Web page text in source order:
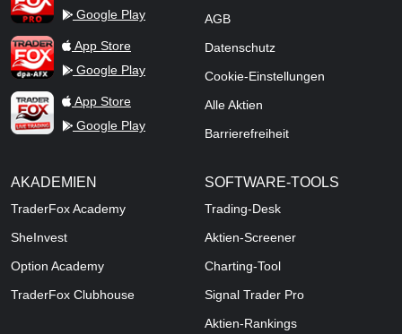
Google Play
TraderFox dpa-AFX ProFeed
App Store
Google Play
TraderFox Live Trading
App Store
Google Play
AGB
Datenschutz
Cookie-Einstellungen
Alle Aktien
Barrierefreiheit
AKADEMIEN
TraderFox Academy
SheInvest
Option Academy
TraderFox Clubhouse
SOFTWARE-TOOLS
Trading-Desk
Aktien-Screener
Charting-Tool
Signal Trader Pro
Aktien-Rankings